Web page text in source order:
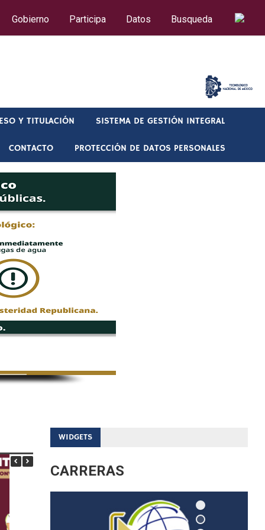
Gobierno Participa Datos Busqueda
Y TITULACIÓN SISTEMA DE GESTIÓN INTEGRAL
CONTACTO PROTECCIÓN DE DATOS PERSONALES
WIDGETS
CARRERAS